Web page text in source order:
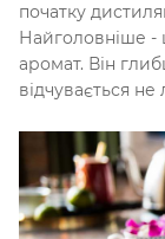
початку
Найголовніше
аромат. Він
відчувається